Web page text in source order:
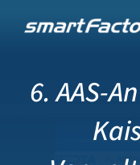
6. AAS-